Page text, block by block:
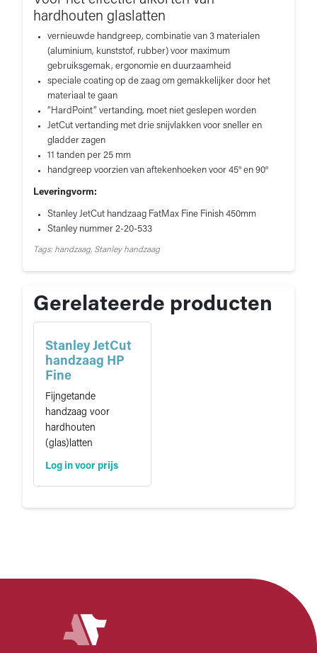
hardhouten glaslatten
vernieuwde handgreep, combinatie van 3 materialen
(aluminium, kunststof, rubber) voor maximum
gebruiksgemak, ergonomie en duurzaamheid
speciale coating op de zaag om gemakkelijker door het
materiaal te gaan
“HardPoint” vertanding, moet niet geslepen worden
JetCut vertanding met drie snijvlakken voor sneller en
gladder zagen
11 tanden per 25 mm
handgreep voorzien van aftekenhoeken voor 45° en 90°
Leveringvorm:
Stanley JetCut handzaag FatMax Fine Finish 450mm
Stanley nummer 2-20-533
Tags: handzaag, Stanley handzaag
Gerelateerde producten
Stanley JetCut
handzaag HP
Fine
Fijngetande
handzaag voor
hardhouten
(glas)latten
Log in voor prijs